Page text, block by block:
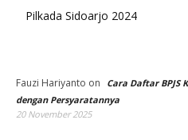
Pilkada Sidoarjo 2024
Fauzi Hariyanto on
Cara Daftar BPJS
dengan Persyaratannya
20 November 2025